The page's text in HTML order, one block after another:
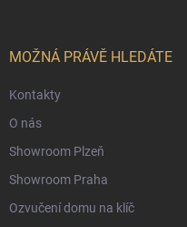
MOŽNÁ PRÁVĚ HLEDÁTE
Kontakty
O nás
Showroom Plzeň
Showroom Praha
Ozvučení domu na klíč